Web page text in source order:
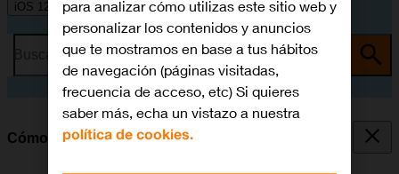
iOS 12.0
Busca por problema o tema
Cómo cerrar las aplicaciones en segundo plano
para analizar cómo utilizas este sitio web y
personalizar los contenidos y anuncios
que te mostramos en base a tus hábitos
de navegación (páginas visitadas,
frecuencia de acceso, etc) Si quieres
saber más, echa un vistazo a nuestra
política de cookies.